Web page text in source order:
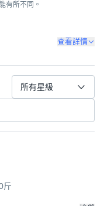
有所不同。
查看詳情
所有星級
斤